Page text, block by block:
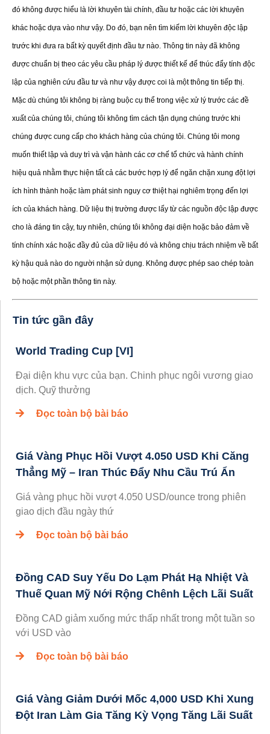
đó không được hiểu là lời khuyên tài chính, đầu tư hoặc các lời khuyên
khác hoặc dựa vào như vậy. Do đó, bạn nên tìm kiếm lời khuyên độc lập
trước khi đưa ra bất kỳ quyết định đầu tư nào. Thông tin này đã không
được chuẩn bị theo các yêu cầu pháp lý được thiết kế để thúc đẩy tính độc
lập của nghiên cứu đầu tư và như vậy được coi là một thông tin tiếp thị.
Mặc dù chúng tôi không bị ràng buộc cụ thể trong việc xử lý trước các đề
xuất của chúng tôi, chúng tôi không tìm cách tận dụng chúng trước khi
chúng được cung cấp cho khách hàng của chúng tôi. Chúng tôi mong
muốn thiết lập và duy trì và vận hành các cơ chế tổ chức và hành chính
hiệu quả nhằm thực hiện tất cả các bước hợp lý để ngăn chặn xung đột lợi
ích hình thành hoặc làm phát sinh nguy cơ thiệt hại nghiêm trọng đến lợi
ích của khách hàng. Dữ liệu thị trường được lấy từ các nguồn độc lập được
cho là đáng tin cậy, tuy nhiên, chúng tôi không đại diện hoặc bảo đảm về
tính chính xác hoặc đầy đủ của dữ liệu đó và không chịu trách nhiệm về bất
kỳ hậu quả nào do người nhận sử dụng. Không được phép sao chép toàn
bộ hoặc một phần thông tin này.
Tin tức gần đây
World Trading Cup [VI]
Đại diện khu vực của bạn. Chinh phục ngôi vương giao
dịch. Quỹ thưởng
Đọc toàn bộ bài báo
Giá Vàng Phục Hồi Vượt 4.050 USD Khi Căng
Thẳng Mỹ – Iran Thúc Đẩy Nhu Cầu Trú Ẩn
Giá vàng phục hồi vượt 4.050 USD/ounce trong phiên
giao dịch đầu ngày thứ
Đọc toàn bộ bài báo
Đồng CAD Suy Yếu Do Lạm Phát Hạ Nhiệt Và
Thuế Quan Mỹ Nới Rộng Chênh Lệch Lãi Suất
Đồng CAD giảm xuống mức thấp nhất trong một tuần so
với USD vào
Đọc toàn bộ bài báo
Giá Vàng Giảm Dưới Mốc 4,000 USD Khi Xung
Đột Iran Làm Gia Tăng Kỳ Vọng Tăng Lãi Suất